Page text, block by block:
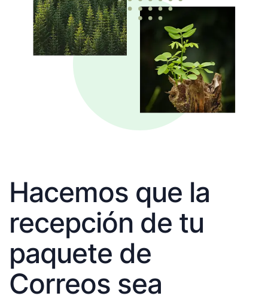
Hacemos que la
recepción de tu
paquete de
Correos sea